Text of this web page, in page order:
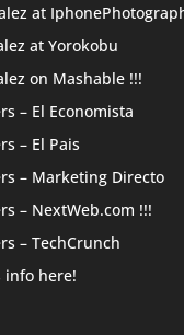
at
at Yorokobu
on Mashable !!!
– El Economista
– El Pais
– Marketing Directo
– NextWeb.com !!!
– TechCrunch
info here!